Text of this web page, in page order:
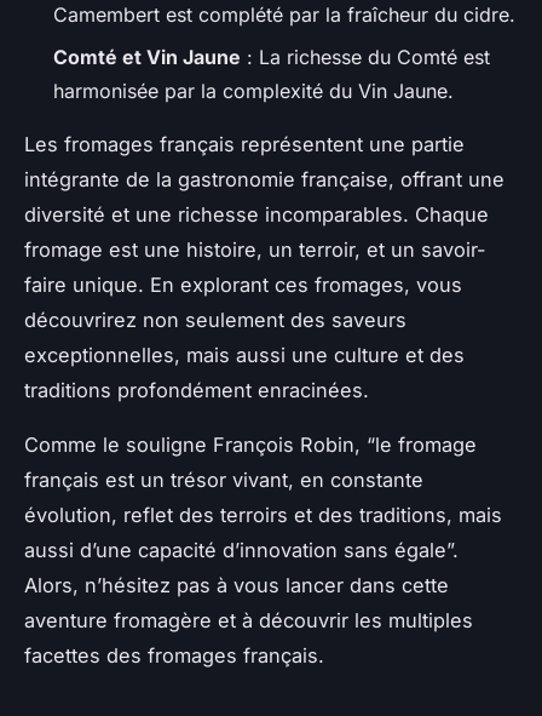
Camembert est complété par la fraîcheur du cidre.
Comté et Vin Jaune : La richesse du Comté est
harmonisée par la complexité du Vin Jaune.
Les fromages français représentent une partie
intégrante de la gastronomie française, offrant une
diversité et une richesse incomparables. Chaque
fromage est une histoire, un terroir, et un savoir-
faire unique. En explorant ces fromages, vous
découvrirez non seulement des saveurs
exceptionnelles, mais aussi une culture et des
traditions profondément enracinées.
Comme le souligne François Robin, “le fromage
français est un trésor vivant, en constante
évolution, reflet des terroirs et des traditions, mais
aussi d’une capacité d’innovation sans égale”.
Alors, n’hésitez pas à vous lancer dans cette
aventure fromagère et à découvrir les multiples
facettes des fromages français.